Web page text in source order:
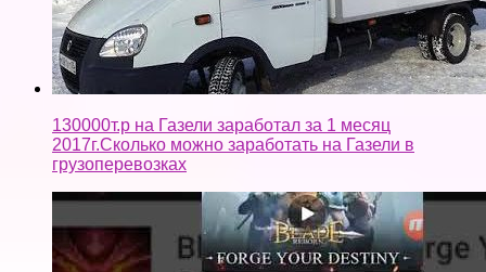
130000т.р на Газели заработал за 1 месяц
2017г.Сколько можно заработать на Газели в
грузоперевозках